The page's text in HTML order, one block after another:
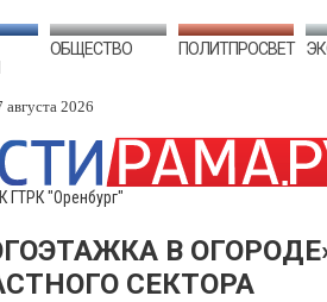
ОБЩЕСТВО ПОЛИТПРОСВЕТ
2026
ГТРК "Оренбург"
В
СЕКТОРА